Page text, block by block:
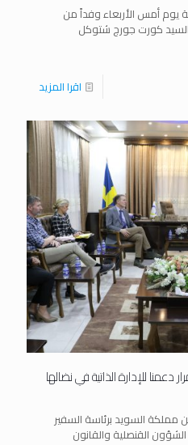
يوم أمس الأربعاء وفداً من
السيد كورت جورج شتوكل
اقرا المزيد
للإدارة الذاتية في نضالها
14 أذار وفد من مملكة السويد برئاسة السفير
القنصلية والقانون